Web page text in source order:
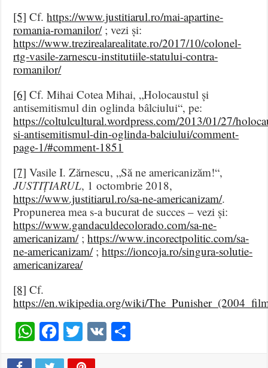
[5] Cf.https://www.justitiarul.ro/mai-apartine-
romania-romanilor/; vezi și:
https://www.trezirealarealitate.ro/2017/10/colonel-
rtg-vasile-zarnescu-institutiile-statului-contra-
romanilor/
[6] Cf. Mihai Cotea Mihai, „Holocaustul și
antisemitismul din oglinda bâlciului“, pe:
https://coltulcultural.wordpress.com/2013/01/27/
si-antisemitismul-din-oglinda-balciului/comment-
page-1/#comment-1851
[7] Vasile I. Zărnescu, „Să ne americanizăm!“,
JUSTIȚIARUL, 1 octombrie 2018,
https://www.justitiarul.ro/sa-ne-americanizam/.
Propunerea mea s-a bucurat de succes – vezi și:
https://www.gandaculdecolorado.com/sa-ne-
americanizam/;https://www.incorectpolitic.com/sa-
ne-americanizam/;https://ioncoja.ro/singura-solutie-
americanizarea/
[8] Cf.
https://en.wikipedia.org/wiki/
WhatsApp
Facebook
Twitter
VK